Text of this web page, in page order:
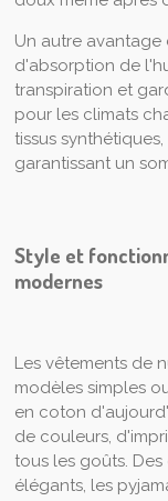
Un autre
d'absorption de
transpiration et
pour les climats
tissus
garantissant un
Style et
modernes
Les vêtements de
modèles simples
en coton
de couleurs,
tous les goûts.
élégants, les